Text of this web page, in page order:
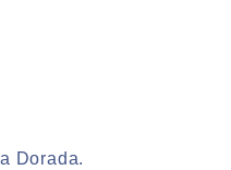
Dorada.